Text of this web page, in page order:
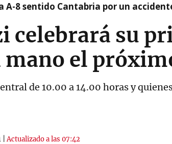
A-8 sentido Cantabria por un
celebrará su
mano el
de 10.00 a 14.00 horas y
|Actualizado a las 07:42